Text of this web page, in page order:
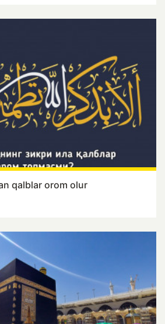
qalblar orom olur